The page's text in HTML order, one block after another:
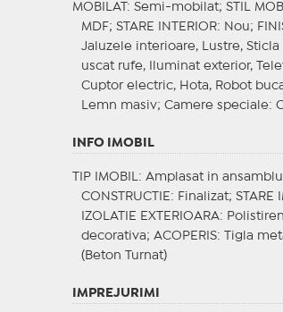
MOBILAT : Semi-mobilat; STIL
MDF; STARE INTERIOR: Nou;
Jaluzele interioare, Lustre, Sticla
uscat rufe, Iluminat exterior,
Cuptor electric, Hota, Robot
Lemn masiv; Camere speciale:
INFO IMOBIL
TIP IMOBIL : Amplasat in
CONSTRUCTIE : Finalizat; STARE
IZOLATIE EXTERIOARA:
decorativa; ACOPERIS: Tigla
(Beton Turnat)
IMPREJURIMI